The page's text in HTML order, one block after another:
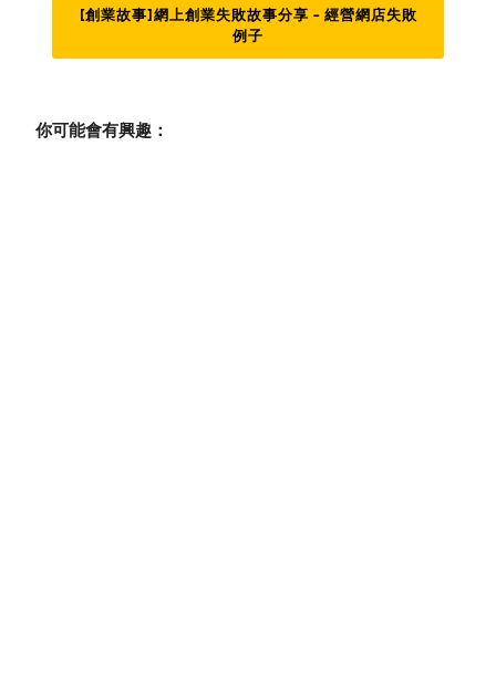
[創業故事]網上創業失敗故事分享 – 經營網店失敗
例子
你可能會有興趣：